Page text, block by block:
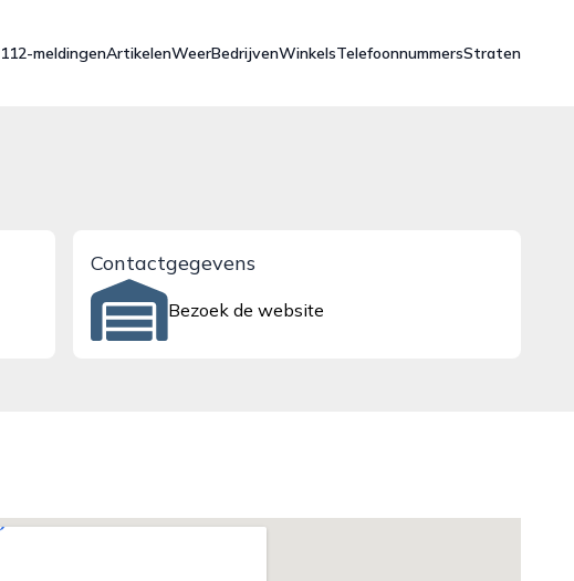
112-meldingenArtikelenWeerBedrijvenWinkelsTelefoonnummersStraten
Contactgegevens
Bezoek de website